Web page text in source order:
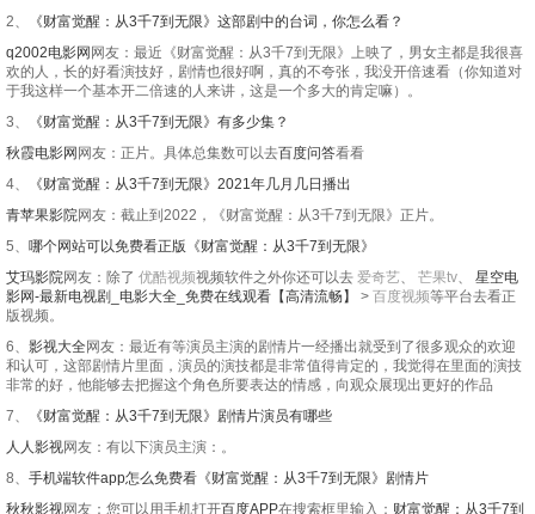
2、
《财富觉醒：从3千7到无限》这部剧中的台词，你怎么看？
q2002电影网网友：最近《财富觉醒：从3千7到无限》上映了，男女主都是我很喜
欢的人，长的好看演技好，剧情也很好啊，真的不夸张，我没开倍速看（你知道对
于我这样一个基本开二倍速的人来讲，这是一个多大的肯定嘛）。
3、
《财富觉醒：从3千7到无限》有多少集？
秋霞电影网网友：正片。具体总集数可以去百度问答看看
4、
《财富觉醒：从3千7到无限》2021年几月几日播出
青苹果影院网友：截止到2022，《财富觉醒：从3千7到无限》正片。
5、 哪个网站可以免费看正版《财富觉醒：从3千7到无限》
艾玛影院网友：除了 优酷视频视频软件之外你还可以去 爱奇艺、 芒果tv、 星空电
影网-最新电视剧_电影大全_免费在线观看【高清流畅】 > 百度视频等平台去看正
版视频。
6、 影视大全网友：最近有等演员主演的剧情片一经播出就受到了很多观众的欢迎
和认可，这部剧情片里面，演员的演技都是非常值得肯定的，我觉得在里面的演技
非常的好，他能够去把握这个角色所要表达的情感，向观众展现出更好的作品
7、
《财富觉醒：从3千7到无限》剧情片演员有哪些
人人影视网友：有以下演员主演：。
8、 手机端软件app怎么免费看《财富觉醒：从3千7到无限》剧情片
秋秋影视网友：您可以用手机打开百度APP在搜索框里输入： 财富觉醒：从3千7到